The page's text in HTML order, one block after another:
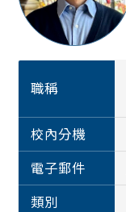
職稱
校內分機
電子郵件
類別